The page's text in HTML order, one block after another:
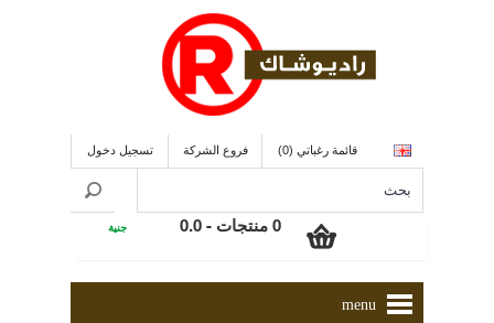
قائمة رغباتي (0) فروع الشركة تسجيل دخول
0 منتجات - 0.0 جنية
menu